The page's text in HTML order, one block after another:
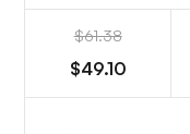
$61.38
$49.10